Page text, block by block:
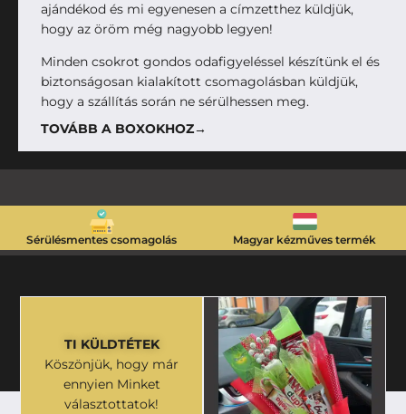
ajándékod és mi egyenesen a címzetthez küldjük,
hogy az öröm még nagyobb legyen!
Minden csokrot gondos odafigyeléssel készítünk el és
biztonságosan kialakított csomagolásban küldjük,
hogy a szállítás során ne sérülhessen meg.
TOVÁBB A BOXOKHOZ→
Sérülésmentes csomagolás Magyar kézműves termék
TI KÜLDTÉTEK
Köszönjük, hogy már
ennyien Minket
választottatok!